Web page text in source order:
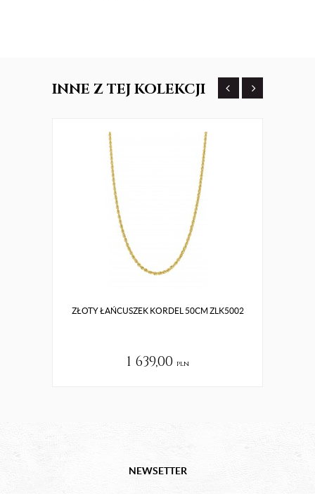
INNE Z TEJ KOLEKCJI
ZŁOTY ŁAŃCUSZEK KORDEL 50CM ZLK5002
1 639,00 pln
NEWSETTER